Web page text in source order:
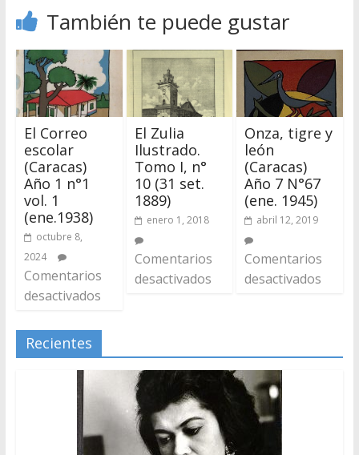
También te puede gustar
El Correo
escolar
(Caracas)
Año 1 n°1
vol. 1
(ene.1938)
octubre 8,
2024
Comentarios
desactivados
El Zulia
Ilustrado.
Tomo I, n°
10 (31 set.
1889)
enero 1, 2018
Comentarios
desactivados
Onza, tigre y
león
(Caracas)
Año 7 N°67
(ene. 1945)
abril 12, 2019
Comentarios
desactivados
Recientes